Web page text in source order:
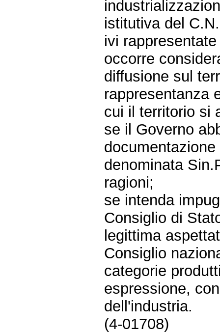
istitutiva del
ivi
occorre
diffusione sul
rappresentanza
cui il territorio si
se il Governo
denominata
ragioni;
se intenda
Consiglio di
legittima
Consiglio
categorie
espressione,
dell'industria.
(4-01708)